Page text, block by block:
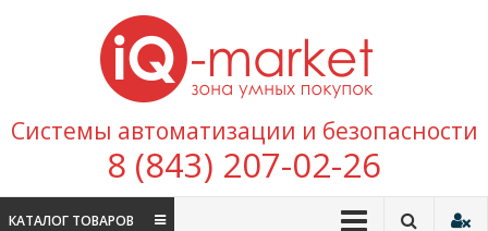
Перейти к содержимому
покупок
Системы автоматизации и безопасности
8 (843) 207-02-26
КАТАЛОГ ТОВАРОВ